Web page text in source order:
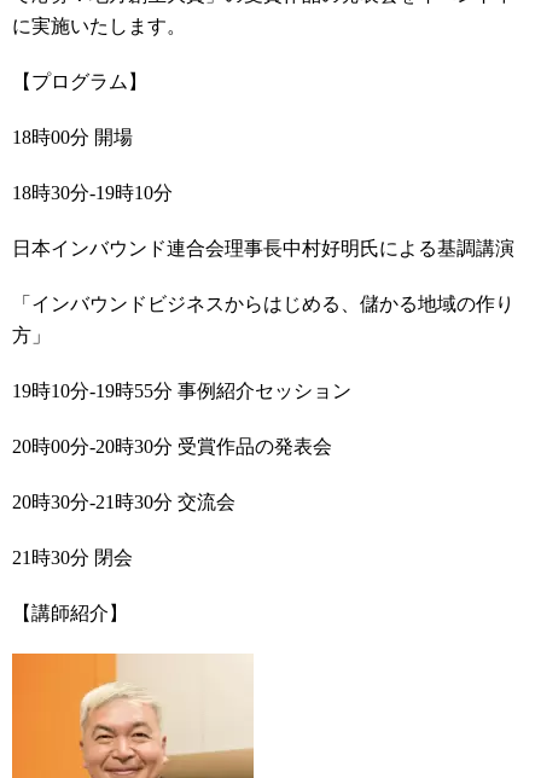
に実施いたします。
【プログラム】
18時00分 開場
18時30分-19時10分
日本インバウンド連合会理事長中村好明氏による基調講演
「インバウンドビジネスからはじめる、儲かる地域の作り
方」
19時10分-19時55分 事例紹介セッション
20時00分-20時30分 受賞作品の発表会
20時30分-21時30分 交流会
21時30分 閉会
【講師紹介】